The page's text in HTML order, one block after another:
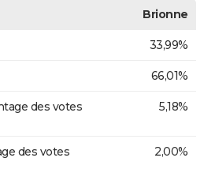
Brionne
33,99%
66,01%
des votes
5,18%
des votes
2,00%